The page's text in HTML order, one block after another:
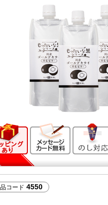
ギフト向け商品メッセー
コード 4550